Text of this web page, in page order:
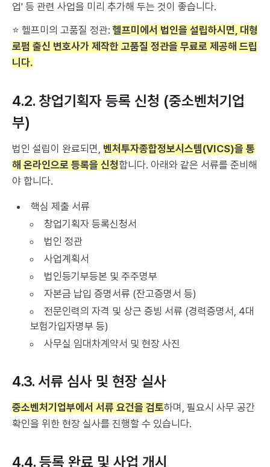
업' 등 관련 사업을 미리 추가해 두는 것이 좋습니다.
⭐ 헬프미의 고품질 정관: 헬프미에서 법인을 설립하시면, 대형
로펌 출신 변호사가 제작한 고품질 정관을 무료로 제공해 드립
니다.
4.2. 창업기획자 등록 신청 (중소벤처기업
부)
법인 설립이 완료되면, 벤처투자종합정보시스템(VICS)을 통
해 온라인으로 등록을 신청합니다. 아래와 같은 서류를 준비해
야 합니다.
핵심 제출 서류
창업기획자 등록신청서
법인 정관
사업계획서
법인등기부등본 및 주주명부
자본금 납입 증명서류 (잔고증명서 등)
전문인력의 자격 및 상근 증빙 서류 (경력증명서, 4대
보험가입자명부 등)
사무실 임대차계약서 및 현장 사진
4.3. 서류 심사 및 현장 실사
중소벤처기업부에서 서류 요건을 검토하며, 필요시 사무 공간
확인을 위한 현장 실사를 진행할 수 있습니다.
4.4. 등록 완료 및 사업 개시